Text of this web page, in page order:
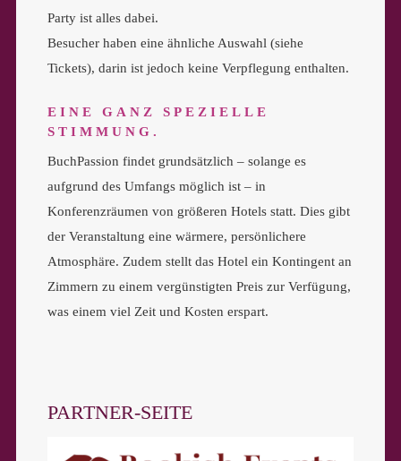
Party ist alles dabei.
Besucher haben eine ähnliche Auswahl (siehe
Tickets), darin ist jedoch keine Verpflegung enthalten.
EINE GANZ SPEZIELLE
STIMMUNG.
BuchPassion findet grundsätzlich – solange es
aufgrund des Umfangs möglich ist – in
Konferenzräumen von größeren Hotels statt. Dies gibt
der Veranstaltung eine wärmere, persönlichere
Atmosphäre. Zudem stellt das Hotel ein Kontingent an
Zimmern zu einem vergünstigten Preis zur Verfügung,
was einem viel Zeit und Kosten erspart.
PARTNER-SEITE